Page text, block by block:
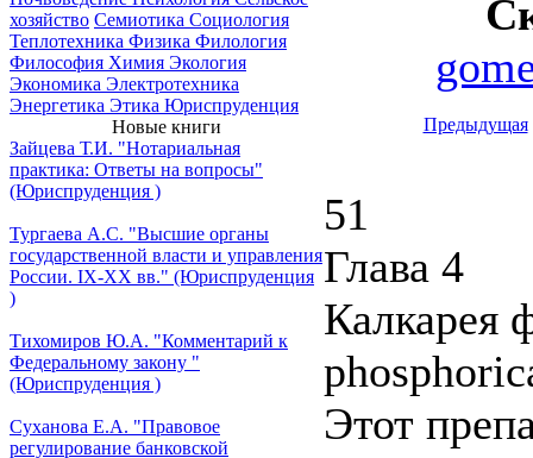
хозяйство Семиотика Социология
Теплотехника Физика Филология
Философия Химия Экология
Экономика Электротехника
Энергетика Этика Юриспруденция
Новые книги
Зайцева Т.И. "Нотариальная
практика: Ответы на вопросы"
(Юриспруденция )
Тургаева А.С. "Высшие органы
государственной власти и управления
России. IХ-ХХ вв." (Юриспруденция
)
Тихомиров Ю.А. "Комментарий к
Федеральному закону "
(Юриспруденция )
Суханова Е.А. "Правовое
регулирование банковской
Предыдущая
51
Глава 4
Калкарея
Этот